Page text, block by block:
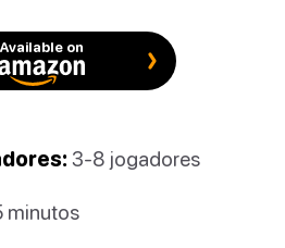
Available on
3-8 jogadores
minutos